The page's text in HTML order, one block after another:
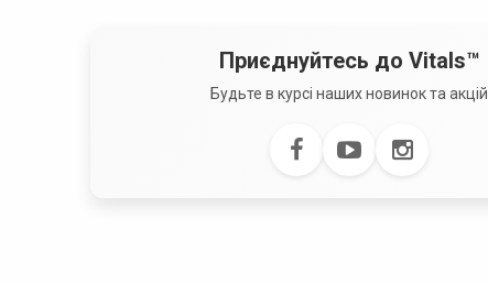
Приєднуйтесь до Vitals™
Будьте в курсі наших новинок та акцій